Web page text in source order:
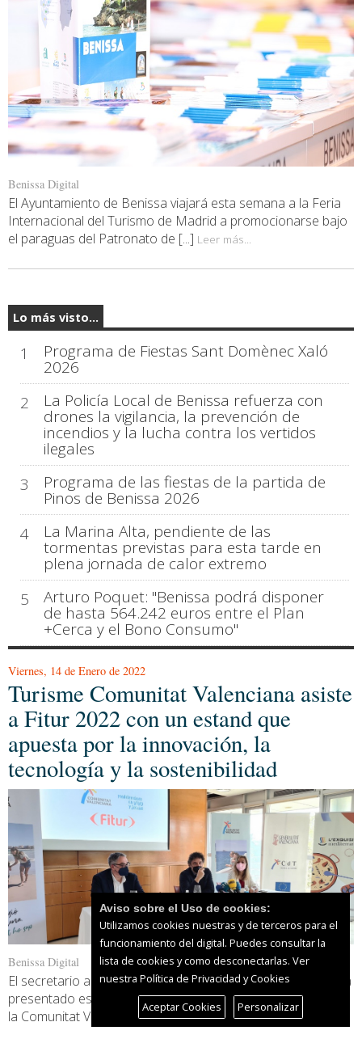
Benissa Digital
El Ayuntamiento de Benissa viajará esta semana a la Feria
Internacional del Turismo de Madrid a promocionarse bajo
el paraguas del Patronato de [...] Leer más...
Lo más visto...
1 Programa de Fiestas Sant Domènec Xaló
2026
2
La Policía Local de Benissa refuerza con
drones la vigilancia, la prevención de
incendios y la lucha contra los vertidos
ilegales
3
Programa de las fiestas de la partida de
Pinos de Benissa 2026
4
La Marina Alta, pendiente de las
tormentas previstas para esta tarde en
plena jornada de calor extremo
5
Arturo Poquet: "Benissa podrá disponer
de hasta 564.242 euros entre el Plan
+Cerca y el Bono Consumo"
Viernes, 14 de Enero de 2022
Turisme Comunitat Valenciana asiste
a Fitur 2022 con un estand que
apuesta por la innovación, la
tecnología y la sostenibilidad
Benissa Digital
El secretario autonómico de Turisme, Francesc Colomer, ha
presentado esta semana las novedades de la presencia de
la Comunitat Valenciana en la [...]Leer más...
Aviso sobre el Uso de cookies:
Utilizamos cookies nuestras y de terceros para el
funcionamiento del digital. Puedes consultar la
lista de cookies y como desconectarlas. Ver
nuestra Política de Privacidad y Cookies
Aceptar Cookies
Personalizar